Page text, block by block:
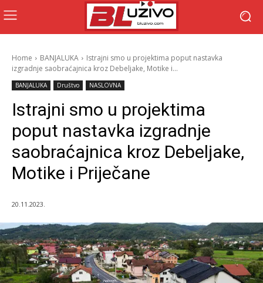
Home BANJALUKA
Istrajni smo u projektima poput nastavka
izgradnje saobraćajnica kroz Debeljake, Motike i...
BANJALUKA Društvo NASLOVNA
Istrajni smo u projektima
poput nastavka izgradnje
saobraćajnica kroz Debeljake,
Motike i Priječane
20.11.2023.